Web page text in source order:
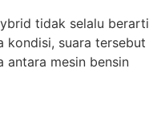
tidak selalu berarti
kondisi, suara tersebut
antara mesin bensin